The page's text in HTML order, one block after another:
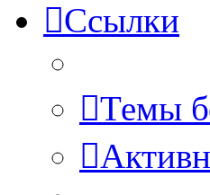
Ссылки
Темы